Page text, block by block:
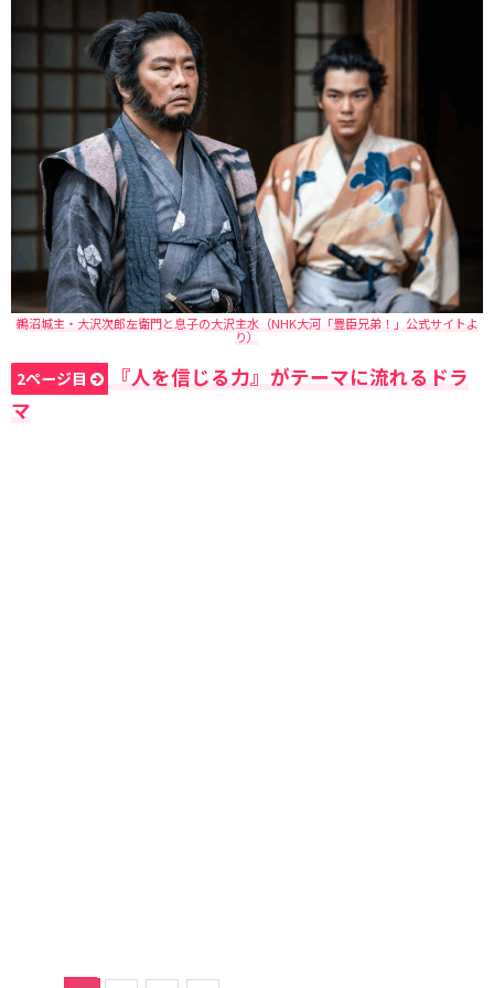
鵜沼城主・大沢次郎左衛門と息子の大沢主水（NHK大河「豊臣兄弟！」公式サイトよ
り）
2ページ目
『人を信じる力』がテーマに流れるドラ
マ